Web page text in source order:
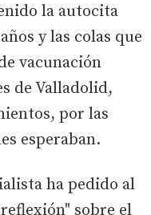
la autocita
y las colas que
vacunación
de Valladolid,
por las
esperaban.
ha pedido al
sobre el